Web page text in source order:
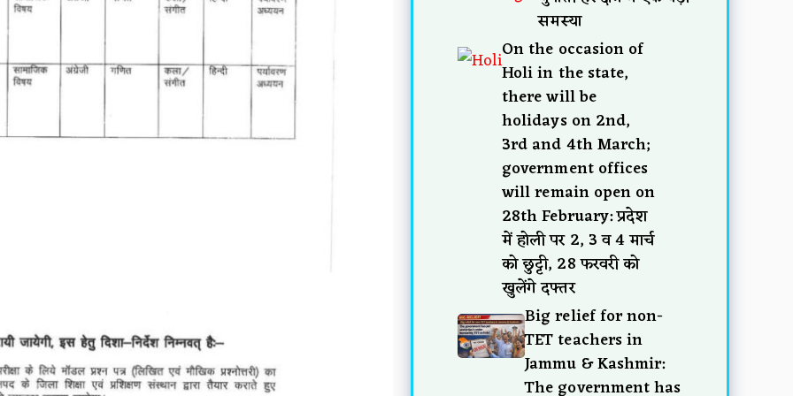
समस्या
On the occasion of
Holi in the state,
there will be
holidays on 2nd,
3rd and 4th March;
government offices
will remain open on
28th February: प्रदेश
में होली पर 2, 3 व 4 मार्च
को छुट्टी, 28 फरवरी को
खुलेंगे दफ्तर
Big relief for non-
TET teachers in
Jammu & Kashmir:
The government has